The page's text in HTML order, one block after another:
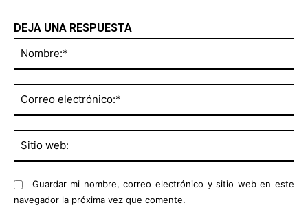
DEJA UNA RESPUESTA
Guardar mi nombre, correo electrónico y sitio web en este
navegador la próxima vez que comente.